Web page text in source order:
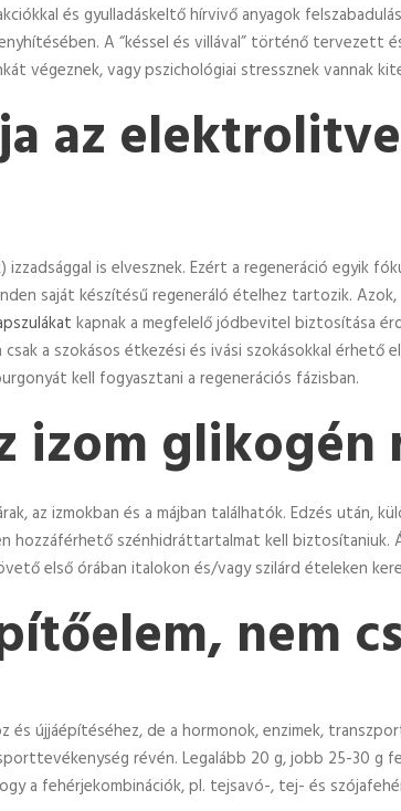
és gyulladáskeltő hírvivő anyagok
A “késsel és villával” történő
végeznek, vagy pszichológiai stressznek vannak
az
is elvesznek. Ezért a regeneráció egyik
saját készítésű regeneráló ételhez tartozik.
kapnak a megfelelő jódbevitel biztosítása
a szokásos étkezési és ivási szokásokkal
kell fogyasztani a regenerációs fázisban.
izom
az izmokban és a májban találhatók. Edzés után,
hozzáférhető szénhidráttartalmat kell
első órában italokon és/vagy szilárd ételeken
nem
és újjáépítéséhez, de a hormonok, enzimek,
révén. Legalább 20 g, jobb 25-30 g
a fehérjekombinációk, pl. tejsavó-, tej- és